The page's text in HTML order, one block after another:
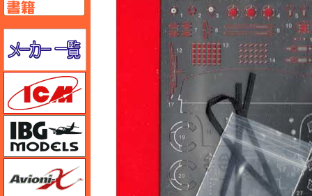
メーカー一覧のページはこちら
Avioni-X（アヴィオニクス）